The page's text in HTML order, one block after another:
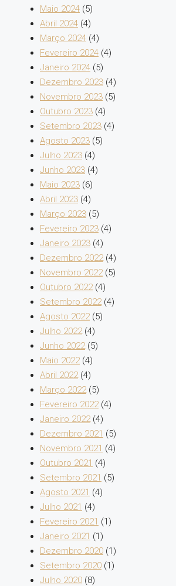
Maio 2024 (5)
Abril 2024 (4)
Março 2024 (4)
Fevereiro 2024 (4)
Janeiro 2024 (5)
Dezembro 2023 (4)
Novembro 2023 (5)
Outubro 2023 (4)
Setembro 2023 (4)
Agosto 2023 (5)
Julho 2023 (4)
Junho 2023 (4)
Maio 2023 (6)
Abril 2023 (4)
Março 2023 (5)
Fevereiro 2023 (4)
Janeiro 2023 (4)
Dezembro 2022(4)
Novembro 2022(5)
Outubro 2022(4)
Setembro 2022(4)
Agosto 2022(5)
Julho 2022(4)
Junho 2022(5)
Maio 2022(4)
Abril 2022(4)
Março 2022(5)
Fevereiro 2022(4)
Janeiro 2022(4)
Dezembro 2021 (5)
Novembro 2021 (4)
Outubro 2021 (4)
Setembro 2021 (5)
Agosto 2021 (4)
Julho 2021 (4)
Fevereiro 2021 (1)
Janeiro 2021 (1)
Dezembro 2020 (1)
Setembro 2020 (1)
Julho 2020 (8)